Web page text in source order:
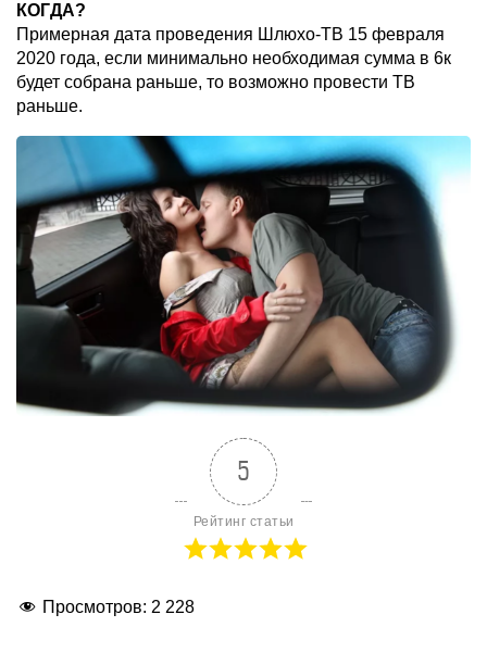
КОГДА?
Примерная дата проведения Шлюхо-ТВ 15 февраля
2020 года, если минимально необходимая сумма в 6к
будет собрана раньше, то возможно провести ТВ
раньше.
5
Рейтинг статьи
Просмотров: 2 228